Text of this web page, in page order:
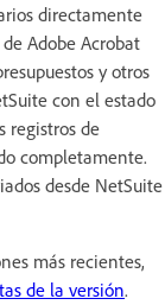
directamente
Adobe Acrobat
y otros
con el estado
registros de
completamente.
desde NetSuite
más recientes,
de la versión.